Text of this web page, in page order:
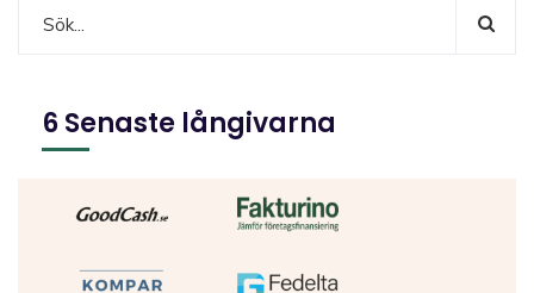
6 Senaste långivarna